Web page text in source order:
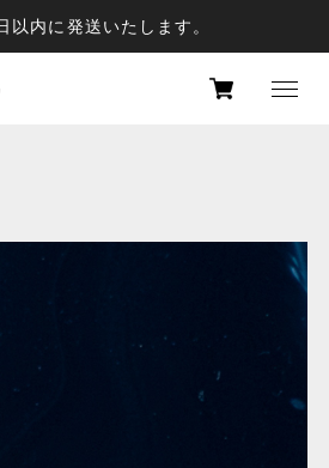
以内に発送いたします。